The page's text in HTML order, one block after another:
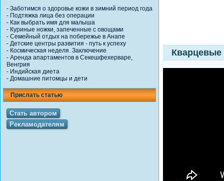
- Заботимся о здоровье кожи в зимний период года
- Подтяжка лица без операции
- Как выбрать имя для малыша
- Куриные ножки, запеченные с овощами
- Семейный отдых на побережье в Анапе
- Детские центры развития - путь к успеху
- Космическая неделя. Заключение
- Аренда апартаментов в Секешфехерваре,
Венгрия
- Индийская диета
- Домашние питомцы и дети
Прислать статью
Стать автором
Рекламодателям
Кварцевые